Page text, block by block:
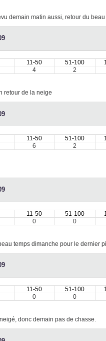
demain matin aussi, retour du
11-50 51-100
4 2
retour de la neige
11-50 51-100
6 2
11-50 51-100
0 0
temps dimanche pour le dernier
11-50 51-100
0 0
donc demain pas de chasse.